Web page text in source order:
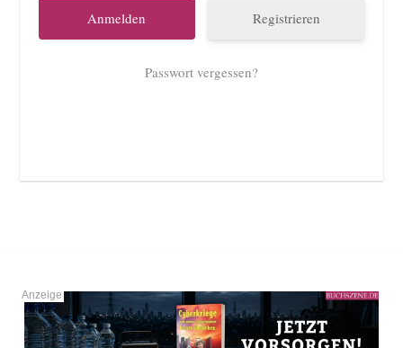
Registrieren
Passwort vergessen?